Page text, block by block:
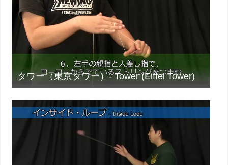
タワー（東京タワー）- Tower (Eiffel Tower)